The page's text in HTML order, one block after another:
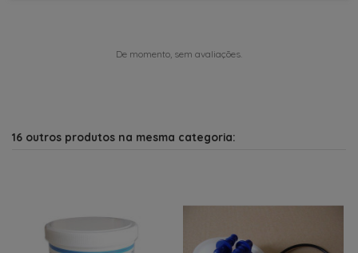
De momento, sem avaliações.
16 outros produtos na mesma categoria: